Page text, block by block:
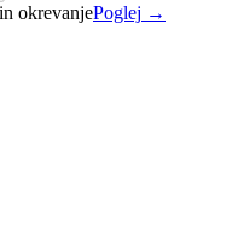
okrevanjePoglej →